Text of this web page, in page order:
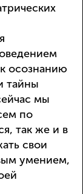
осознанию
тайны
мы
по
так же и в
свои
умением,